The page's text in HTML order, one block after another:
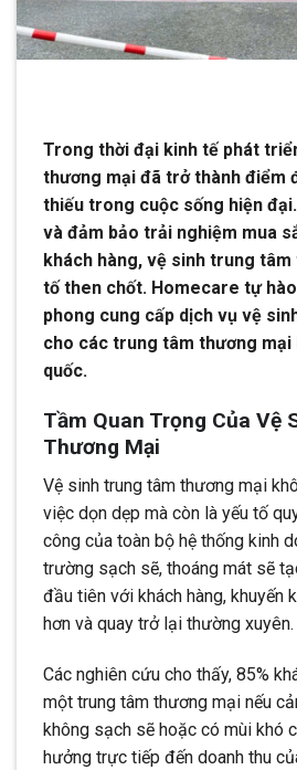
Trong thời đại kinh tế phát
thương mại đã trở thành điểm
thiếu trong cuộc sống hiện
và đảm bảo trải nghiệm mua
khách hàng, vệ sinh trung
tố then chốt. Homecare tự
phong cung cấp dịch vụ vệ
cho các trung tâm thương
quốc.
Tầm Quan Trọng Của Vệ
Thương Mại
Vệ sinh trung tâm thương mại
việc dọn dẹp mà còn là yếu tố
công của toàn bộ hệ thống kinh
trường sạch sẽ, thoáng mát sẽ
đầu tiên với khách hàng, khuyến
hơn và quay trở lại thường xuyên.
Các nghiên cứu cho thấy, 85%
một trung tâm thương mại nếu
không sạch sẽ hoặc có mùi khó
hưởng trực tiếp đến doanh thu